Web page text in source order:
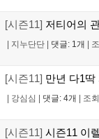
[시즌11] 저티어의
| 지누단단 | 댓글: 1개 |
[시즌11] 만년 다1딱
| 강심심 | 댓글: 4개 | 조
[시즌11] 시즌11 이